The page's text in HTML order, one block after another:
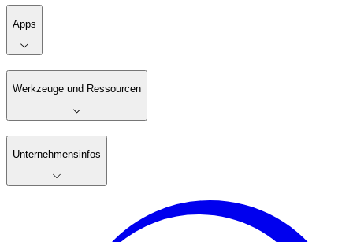
Apps
Werkzeuge und Ressourcen
Unternehmensinfos